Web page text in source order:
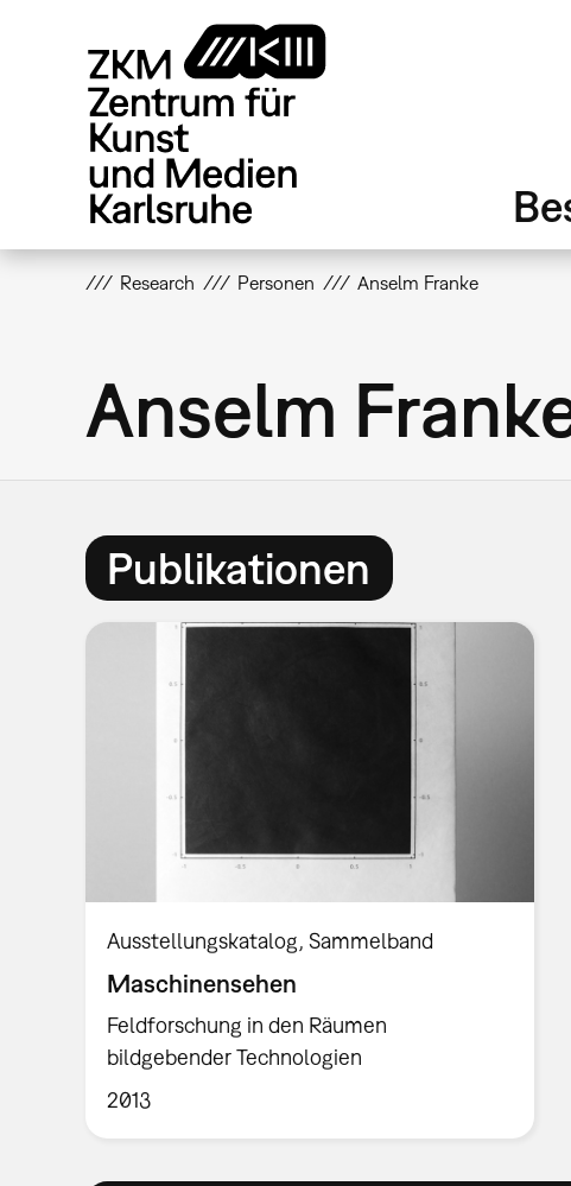
Research Personen Anselm Franke
Anselm
Publikationen
Ausstellungskatalog Sammelband
Maschinensehen
Feldforschung in den Räumen
bildgebender Technologien
2013